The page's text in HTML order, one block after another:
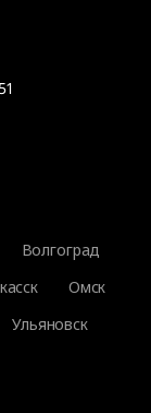
Волгоград
Омск
Ульяновск